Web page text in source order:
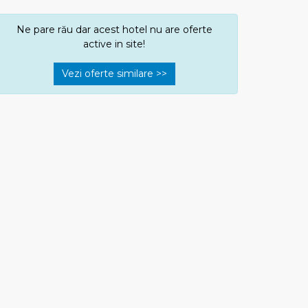
Ne pare rău dar acest hotel nu are oferte
active in site!
Vezi oferte similare >>